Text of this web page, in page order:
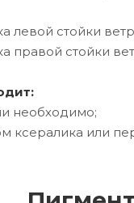
левой стойки
правой стойки
необходимо;
ксералика или